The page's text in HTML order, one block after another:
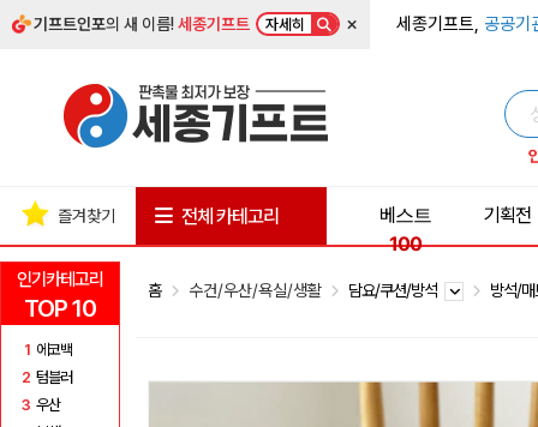
기프트인포의 새 이름!세종기프트 자세히 × 세종기프트, 공공기
인기카테고리
TOP 10
1 에코백
2 텀블러
3 우산
즐겨찾기 전체 카테고리
베스트
100
기획전
홈 수건/우산/욕실/생활 담요/쿠션/방석 방석/